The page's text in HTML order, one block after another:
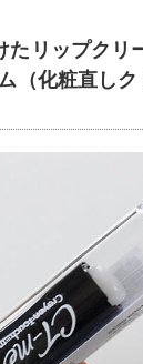
たリップクリ
（化粧直し